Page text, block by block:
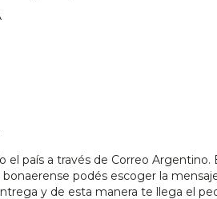
el país a través de Correo Argentino.
podés escoger la
y de esta manera te llega el